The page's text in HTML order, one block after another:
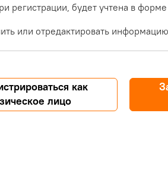
регистрации, будет учтена в
или отредактировать
как
лицо